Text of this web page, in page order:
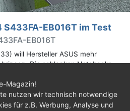
S433FA-EB016T im Test
EB016T
will Hersteller ASUS mehr
Die schlanken Notebooks
Plattform und bieten
einem kompakten Gehäuse.
Magazin!
nutzen wir technisch notwendige
für z.B. Werbung, Analyse und